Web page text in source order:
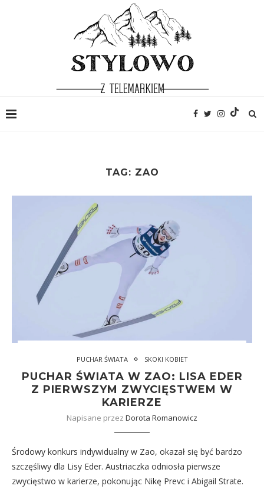
TAG: ZAO
PUCHAR ŚWIATA SKOKI KOBIET
PUCHAR ŚWIATA W ZAO: LISA EDER
Z PIERWSZYM ZWYCIĘSTWEM W
KARIERZE
Napisane przez Dorota Romanowicz
Środowy konkurs indywidualny w Zao, okazał się być bardzo
szczęśliwy dla Lisy Eder. Austriaczka odniosła pierwsze
zwycięstwo w karierze, pokonując Nikę Prevc i Abigail Strate.